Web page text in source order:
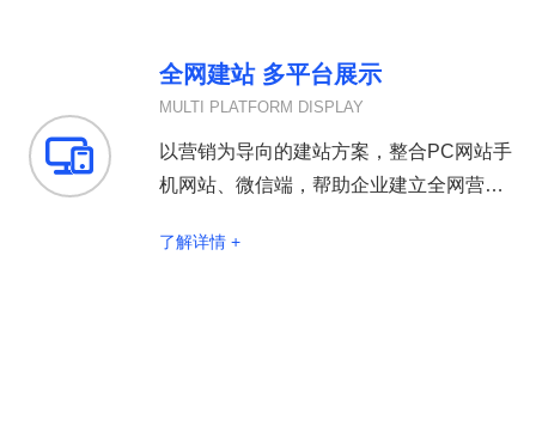

全网建站 多平台展示
MULTI PLATFORM DISPLAY
以营销为导向的建站方案，整合PC网站手
机网站、微信端，帮助企业建立全网营销
了解详情 +